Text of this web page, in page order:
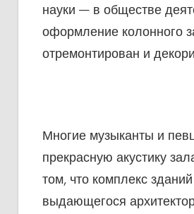
науки — в обществе
оформление колонного
отремонтирован и
Многие музыканты и
прекрасную акустику
том, что комплекс
выдающегося